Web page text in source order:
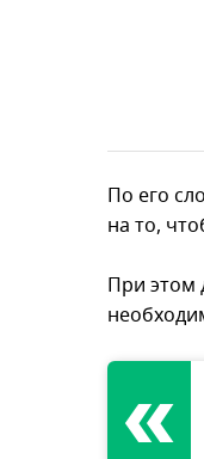
По его
на то,
При этом